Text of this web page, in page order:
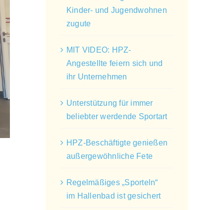
Kinder- und Jugendwohnen
zugute
MIT VIDEO: HPZ-
Angestellte feiern sich und
ihr Unternehmen
Unterstützung für immer
beliebter werdende Sportart
HPZ-Beschäftigte genießen
außergewöhnliche Fete
Regelmäßiges „Sporteln“
im Hallenbad ist gesichert